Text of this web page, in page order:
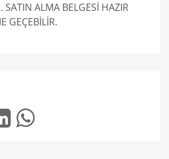
SATIN ALMA BELGESİ HAZIR
GEÇEBİLİR.